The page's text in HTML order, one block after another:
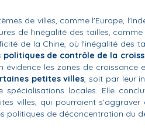
de villes, comme l'Europe,
de l'inégalité des tailles,
de la Chine, où l'inégalité des
politiques de contrôle de la
les zones de croissance
petites villes, soit par leur
locales. Elle
villes, qui pourraient s'aggraver
politiques de déconcentration du